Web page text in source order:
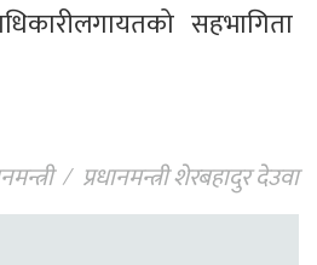
सहभागिता
प्रधानमन्त्री शेरबहादुर देउवा